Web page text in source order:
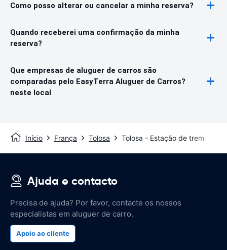
Como posso alterar ou cancelar a minha reserva?
Quando receberei uma confirmação da minha
reserva?
Que empresas de aluguer de carros são
comparadas pelo EasyTerra Aluguer de Carros?
neste local
Início França Tolosa Tolosa - Estação de trem
Ajuda e contacto
Precisa de ajuda? Por favor, contacte os nossos
especialistas em aluguer de carro.
Apoio ao cliente